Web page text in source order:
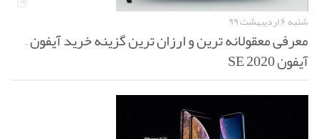
شنبه ۶ اردیبهشت ۹۹
معرفی معقولانه ترین و ارزان ترین گزینه خرید آیفون –
آیفون SE 2020